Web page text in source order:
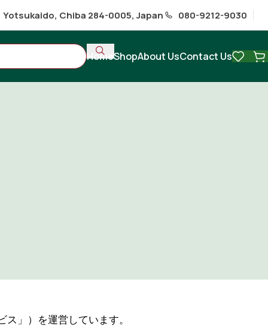
Yotsukaido, Chiba 284-0005, Japan 080-9212-9030
HomeShopAbout UsContact Us
」）を運営しています。